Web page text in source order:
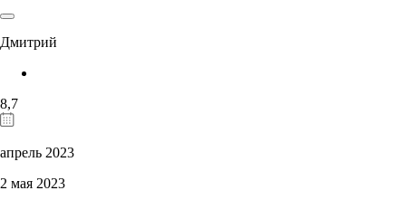
Дмитрий
8,7
апрель 2023
2 мая 2023